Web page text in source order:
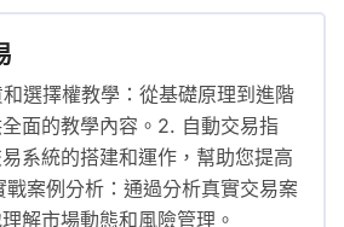
選擇權教學：從基礎原理到進階
面的教學內容。2. 自動交易指
系統的搭建和運作，幫助您提高
案例分析：通過分析真實交易案
解市場動態和風險管理。